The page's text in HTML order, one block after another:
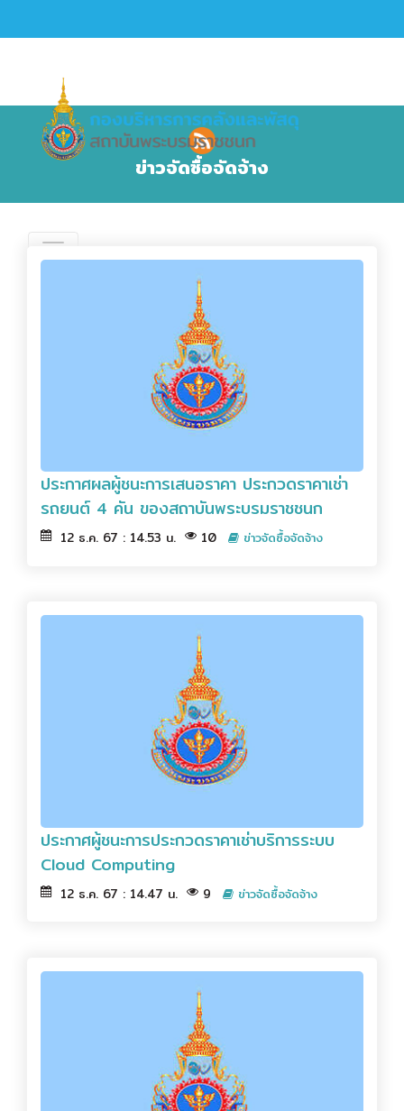
ข่าวจัดซื้อจัดจ้าง
ประกาศผลผู้ชนะการเสนอราคา ประกวดราคาเช่า
รถยนต์ 4 คัน ของสถาบันพระบรมราชชนก
12 ธ.ค. 67 : 14.53 น. 10 ข่าวจัดซื้อจัดจ้าง
ประกาศผู้ชนะการประกวดราคาเช่าบริการระบบ
Cloud Computing
12 ธ.ค. 67 : 14.47 น. 9 ข่าวจัดซื้อจัดจ้าง